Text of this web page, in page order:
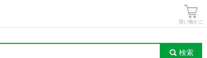
買い物かご
検索